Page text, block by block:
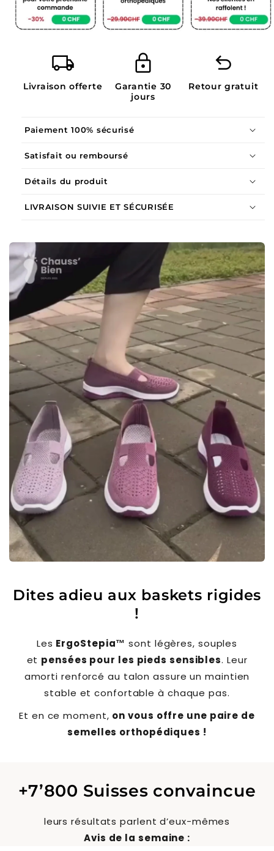
local_shipping
Livraison offerte
lock
Garantie 30
jours
undo
Retour gratuit
Paiement 100% sécurisé
Satisfait ou remboursé
Détails du produit
Matériau
Caractéristiques
LIVRAISON SUIVIE ET SÉCURISÉE
Dites adieu aux baskets rigides
!
Les ErgoStepia™ sont légères, souples
et pensées pour les pieds sensibles. Leur
amorti renforcé au talon assure un maintien
stable et confortable à chaque pas.
Et en ce moment, on vous offre une paire de
semelles orthopédiques !
+7’800 Suisses convaincue
leurs résultats parlent d’eux-mêmes
Avis de la semaine :